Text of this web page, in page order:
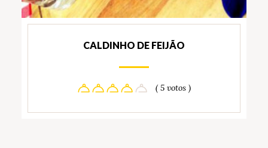
CALDINHO DE FEIJÃO
( 5 votos )